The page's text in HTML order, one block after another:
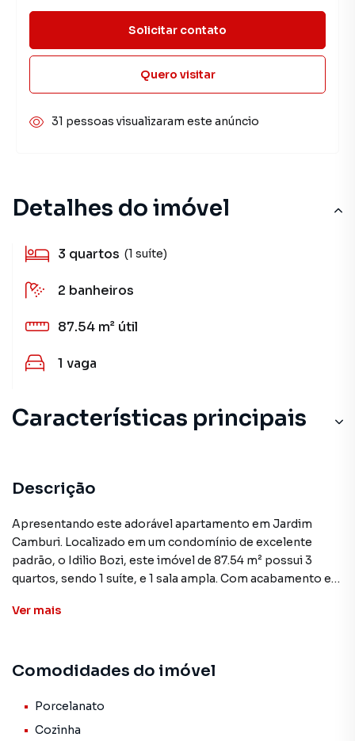
Detalhes do imóvel
3 quartos (1 suíte)
2 banheiros
87.54 m² útil
1 vaga
Características principais
Descrição
Apresentando este adorável apartamento em Jardim
Camburi. Localizado em um condomínio de excelente
padrão, o Idilio Bozi, este imóvel de 87.54 m² possui 3
quartos, sendo 1 suíte, e 1 sala ampla. Com acabamento em
jantar, varanda e localização privilegiada em andar alto.
elevador, churrasqueira, piscina, playground e portão
moradores. O apartamento está desocupado, pronto para
receber seu novo proprietário.
Ver mais
Comodidades do imóvel
Porcelanato
Cozinha
Solicitar contato
Quero visitar
31 pessoas visualizaram este anúncio